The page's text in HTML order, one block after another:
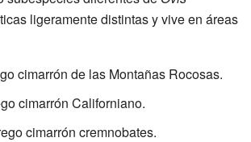
ligeramente distintas y vive en áreas
cimarrón de las Montañas Rocosas.
cimarrón Californiano.
cimarrón cremnobates.